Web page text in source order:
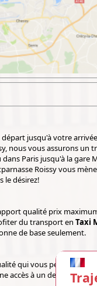
jusqu'à votre
nous vous assurons un
Paris jusqu'à la gare
Roissy vous
le désirez!
qualité prix
du transport en Taxi
de base seulement.
qui vous permet de
accès à un devis en